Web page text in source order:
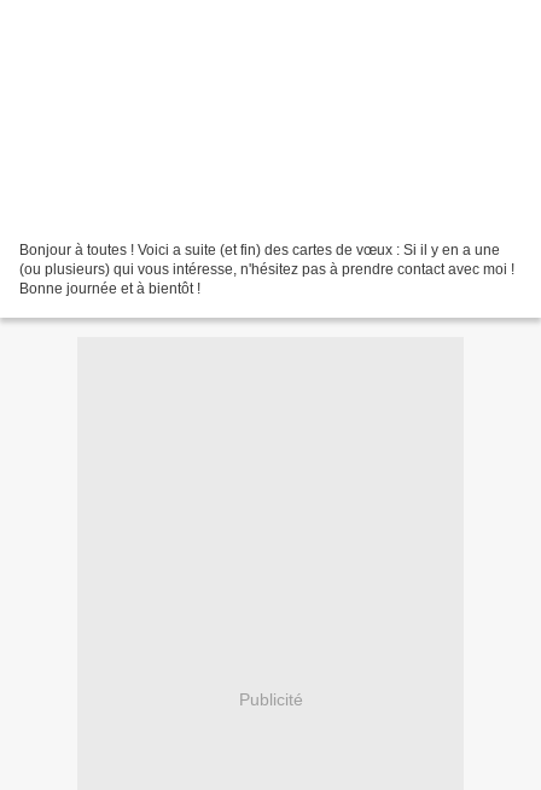
Bonjour à toutes ! Voici a suite (et fin) des cartes de vœux : Si il y en a une
(ou plusieurs) qui vous intéresse, n'hésitez pas à prendre contact avec moi !
Bonne journée et à bientôt !
Publicité